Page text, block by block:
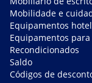
Mobilidade e
Equipamentos
Equipamentos
Recondicionados
Saldo
Códigos de